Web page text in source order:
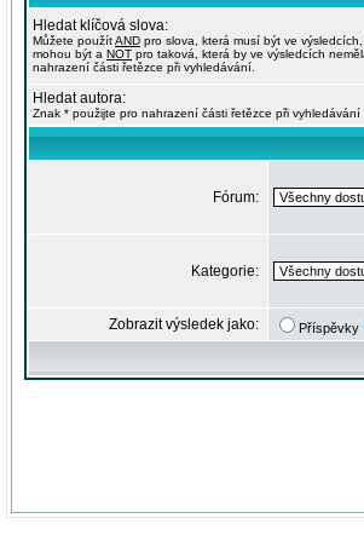
Hledat klíčová slova:
Můžete použítAND pro slova, která musí být ve výsledcích,
mohou být a NOT pro taková, která by ve výsledcích
nahrazení části řetězce při vyhledávání.
Hledat autora:
Znak * použijte pro nahrazení části řetězce při vyhledávání
Fórum:
Kategorie:
Zobrazit výsledek jako: Příspěvky